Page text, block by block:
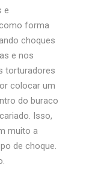
e
forma
choques
e nos
torturadores
colocar um
do buraco
Isso,
muito a
de choque.